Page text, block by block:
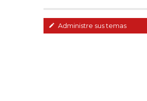
Administre sus temas